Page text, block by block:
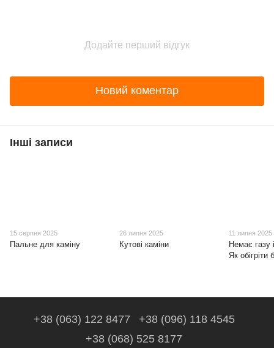
Додайте перший відгук
Новий коментар
Інші записи
15 серпня 2025
Пальне для каміну
26 липня 2025
Кутові каміни
11 липня 2025
Немає газу
Як обігріти
+38 (063) 122 8477
+38 (096) 118 4545
+38 (068) 525 8177